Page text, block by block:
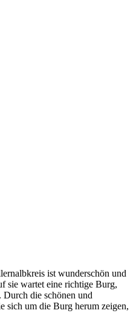
ist wunderschön und
sie wartet eine richtige Burg,
die schönen und
sich um die Burg herum zeigen,